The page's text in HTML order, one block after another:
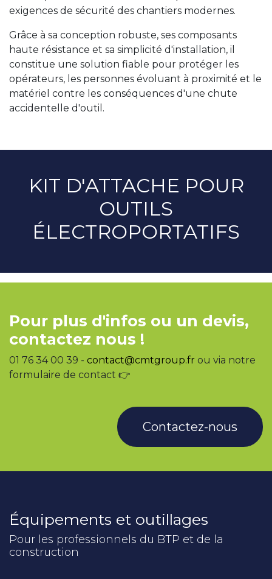
exigences de sécurité des chantiers modernes.
Grâce à sa conception robuste, ses composants
haute résistance et sa simplicité d'installation, il
constitue une solution fiable pour protéger les
opérateurs, les personnes évoluant à proximité et le
matériel contre les conséquences d'une chute
accidentelle d'outil.
KIT D'ATTACHE POUR
OUTILS
ÉLECTROPORTATIFS
Pour plus d'infos ou un devis,
contactez nous !
01 76 34 00 39 - contact@cmtgroup.fr ou via notre
formulaire de contact 👉
Contactez-nous
Équipements et outillages
Pour les professionnels du BTP et de la
construction